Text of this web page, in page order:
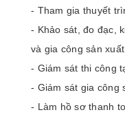
- Tham gia thuyết
- Khảo sát, đo đạc,
và gia công sản xuất.
- Giám sát thi công
- Giám sát gia công
- Làm hồ sơ thanh